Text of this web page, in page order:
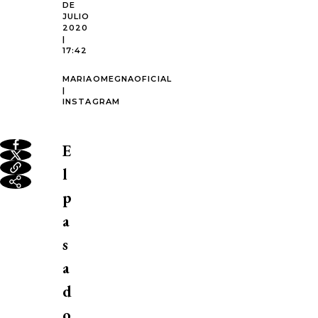
DE
JULIO
2020
|
17:42
MARIAOMEGNAOFICIAL
|
INSTAGRAM
E
l
p
a
s
a
d